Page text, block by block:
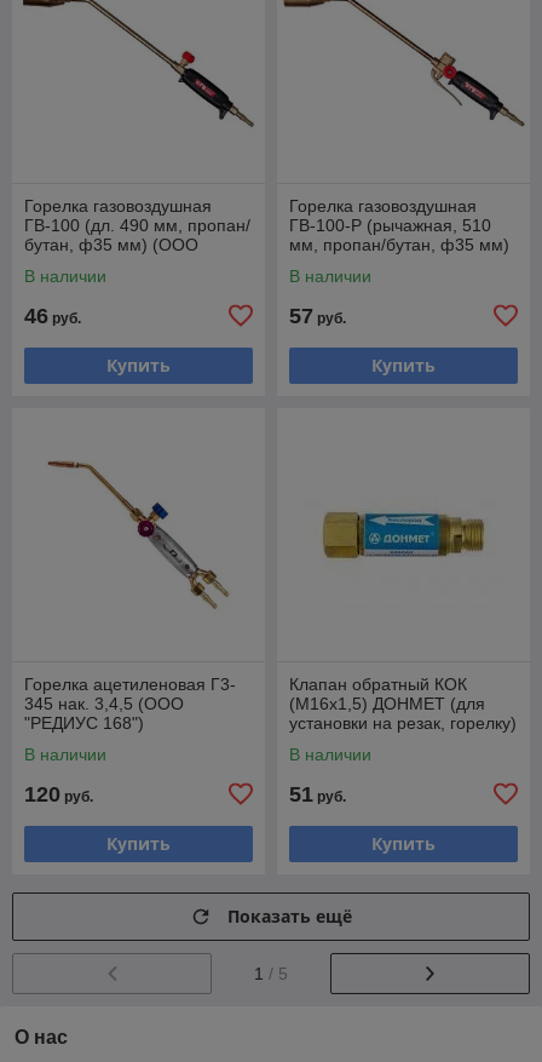
Горелка газовоздушная
ГВ-100 (дл. 490 мм, пропан/
бутан, ф35 мм) (ООО
В наличии
46 руб.
Купить
Горелка газовоздушная
ГВ-100-Р (рычажная, 510
мм, пропан/бутан, ф35 мм)
В наличии
57 руб.
Купить
Горелка ацетиленовая Г3-
345 нак. 3,4,5 (ООО
"РЕДИУС 168")
В наличии
120 руб.
Купить
Клапан обратный КОК
(М16х1,5) ДОНМЕТ (для
установки на резак, горелку)
В наличии
51 руб.
Купить
Показать ещё
1 / 5
О нас